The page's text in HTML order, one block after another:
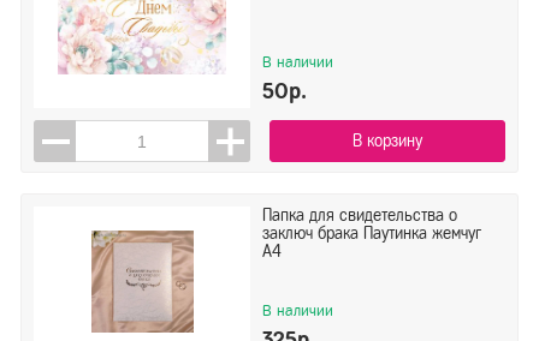
В наличии
50р.
В корзину
Папка для свидетельства о
заключ брака Паутинка жемчуг
А4
В наличии